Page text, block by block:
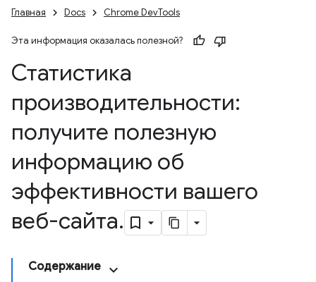
Главная Docs Chrome DevTools
Эта информация оказалась полезной?
Статистика
производительности:
получите полезную
информацию об
эффективности вашего
веб-сайта.
Содержание